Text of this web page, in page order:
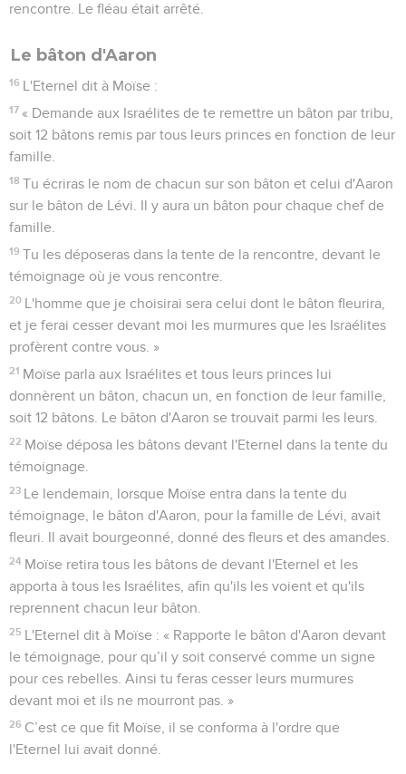
rencontre. Le fléau était arrêté.
Le bâton d'Aaron
16 L'Eternel dit à Moïse :
17 « Demande aux Israélites de te remettre un bâton par tribu,
soit 12 bâtons remis par tous leurs princes en fonction de leur
famille.
18 Tu écriras le nom de chacun sur son bâton et celui d'Aaron
sur le bâton de Lévi. Il y aura un bâton pour chaque chef de
famille.
19 Tu les déposeras dans la tente de la rencontre, devant le
témoignage où je vous rencontre.
20 L'homme que je choisirai sera celui dont le bâton fleurira,
et je ferai cesser devant moi les murmures que les Israélites
profèrent contre vous. »
21 Moïse parla aux Israélites et tous leurs princes lui
donnèrent un bâton, chacun un, en fonction de leur famille,
soit 12 bâtons. Le bâton d'Aaron se trouvait parmi les leurs.
22 Moïse déposa les bâtons devant l'Eternel dans la tente du
témoignage.
23 Le lendemain, lorsque Moïse entra dans la tente du
témoignage, le bâton d'Aaron, pour la famille de Lévi, avait
fleuri. Il avait bourgeonné, donné des fleurs et des amandes.
24 Moïse retira tous les bâtons de devant l'Eternel et les
apporta à tous les Israélites, afin qu'ils les voient et qu'ils
reprennent chacun leur bâton.
25 L'Eternel dit à Moïse : « Rapporte le bâton d'Aaron devant
le témoignage, pour qu’il y soit conservé comme un signe
pour ces rebelles. Ainsi tu feras cesser leurs murmures
devant moi et ils ne mourront pas. »
26 C’est ce que fit Moïse, il se conforma à l'ordre que
l'Eternel lui avait donné.